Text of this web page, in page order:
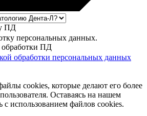
ПД
персональных данных.
обработки ПД
обработки персональных данных
cookies, которые делают его более
Оставаясь на нашем
с использованием файлов cookies.